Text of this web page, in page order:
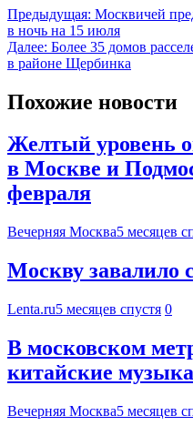
Предыдущая: Москвичей
в ночь на 15 июля
Далее: Более 35 домов
в районе Щербинка
Похожие новости
Желтый уровень
в Москве и
февраля
Вечерняя Москва5 месяцев
Москву завалило
Lenta.ru5 месяцев спустя 0
В московском
китайские
Вечерняя Москва5 месяцев